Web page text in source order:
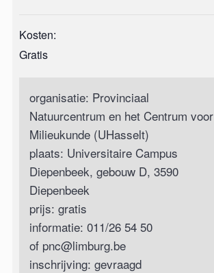
Kosten:
Gratis
organisatie: Provinciaal
Natuurcentrum en het Centrum voor
Milieukunde (UHasselt)
plaats: Universitaire Campus
Diepenbeek, gebouw D, 3590
Diepenbeek
prijs: gratis
informatie: 011/26 54 50
of pnc@limburg.be
inschrijving: gevraagd